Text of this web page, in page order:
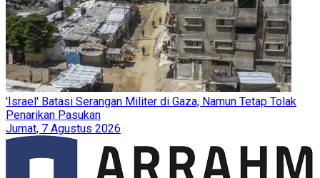
'Israel' Batasi Serangan Militer di Gaza, Namun Tetap Tolak
Penarikan Pasukan
Jumat, 7 Agustus 2026